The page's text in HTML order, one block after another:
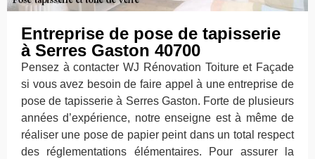
Entreprise de pose de tapisserie
à Serres Gaston 40700
Pensez à contacter WJ Rénovation Toiture et Façade
si vous avez besoin de faire appel à une entreprise de
pose de tapisserie à Serres Gaston. Forte de plusieurs
années d’expérience, notre enseigne est à même de
réaliser une pose de papier peint dans un total respect
des réglementations élémentaires. Pour assurer la